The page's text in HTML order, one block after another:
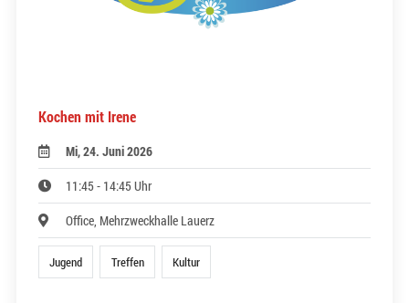
Kochen mit Irene
Mi, 24. Juni 2026
11:45 - 14:45 Uhr
Office, Mehrzweckhalle Lauerz
Jugend Treffen Kultur